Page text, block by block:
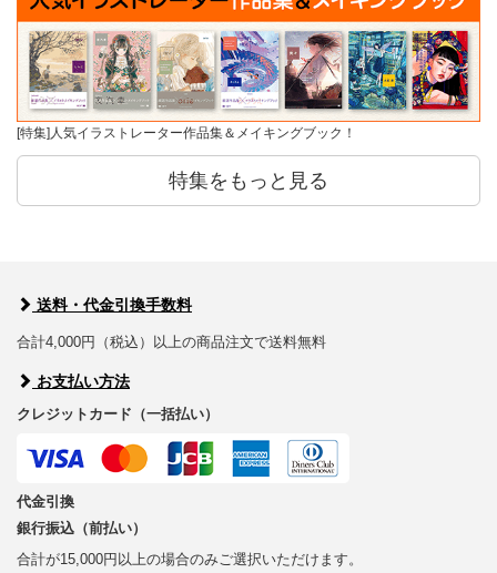
[特集]人気イラストレーター作品集＆メイキングブック！
特集をもっと見る
送料・代金引換手数料
合計4,000円（税込）以上の商品注文で送料無料
お支払い方法
クレジットカード（一括払い）
代金引換
銀行振込（前払い）
合計が15,000円以上の場合のみご選択いただけます。